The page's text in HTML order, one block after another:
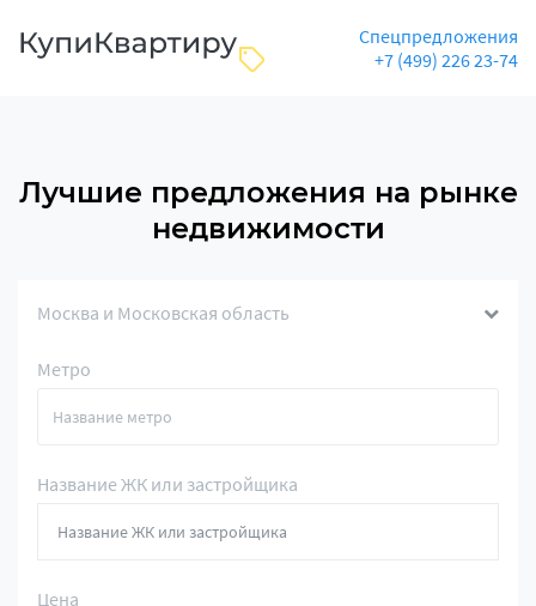
Спецпредложения
+7 (499) 226 23-74
Лучшие предложения на рынке
недвижимости
Москва и Московская область
Метро
Название ЖК или застройщика
Цена